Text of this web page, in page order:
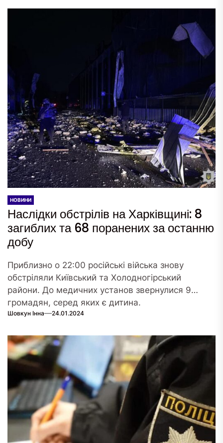
НОВИНИ
Наслідки обстрілів на Харківщині: 8
загиблих та 68 поранених за останню
добу
Приблизно о 22:00 російські війська знову
обстріляли Київський та Холодногірський
райони. До медичних установ звернулися 9
громадян, серед яких є дитина.
Шовкун Інна 24.01.2024